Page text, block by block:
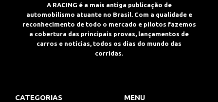
A RACING é a mais antiga publicação de
automobilismo atuante no Brasil. Com a qualidade e
reconhecimento de todo o mercado e pilotos fazemos
a cobertura das principais provas, lançamentos de
carros e notícias, todos os dias do mundo das
corridas.
CATEGORIAS MENU